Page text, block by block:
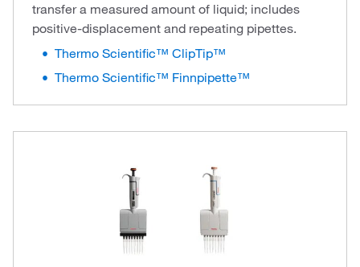
transfer a measured amount of liquid; includes
positive-displacement and repeating pipettes.
Thermo Scientific™ ClipTip™
Thermo Scientific™ Finnpipette™